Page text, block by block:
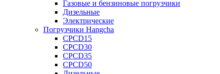
Газовые и бензиновые погрузчики
Дизельные
Электрические
Погрузчики Hangcha
CPCD15
CPCD30
CPCD35
CPCD50